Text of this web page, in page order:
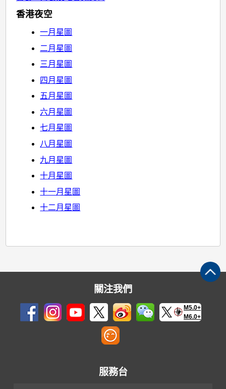
香港夜空
一月星圖
二月星圖
三月星圖
四月星圖
五月星圖
六月星圖
七月星圖
八月星圖
九月星圖
十月星圖
十一月星圖
十二月星圖
關注我們
M5.0+
M6.0+
服務台